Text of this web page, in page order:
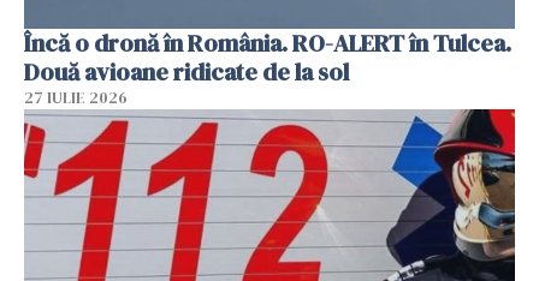
Încă o dronă în România. RO-ALERT în Tulcea.
Două avioane ridicate de la sol
27 IULIE 2026